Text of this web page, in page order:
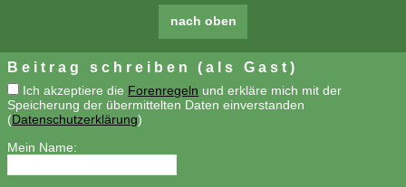
nach oben
Beitrag schreiben (als Gast)
Ich akzeptiere die Forenregeln und erkläre mich mit der
Speicherung der übermittelten Daten einverstanden
(Datenschutzerklärung)
Mein Name: